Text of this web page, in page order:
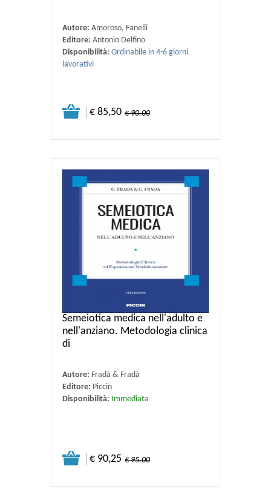
Autore: Amoroso, Fanelli
Editore: Antonio Delfino
Disponibilità: Ordinabile in 4-6 giorni
lavorativi
€ 85,50 € 90.00
Semeiotica medica nell'adulto e
nell'anziano. Metodologia clinica
di
Autore: Fradà & Fradà
Editore: Piccin
Disponibilità: Immediata
€ 90,25 € 95.00